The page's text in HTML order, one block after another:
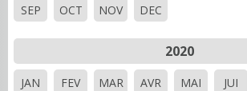
SEP
OCT NOV DEC
2020
JAN FEV MAR AVR MAI JUI